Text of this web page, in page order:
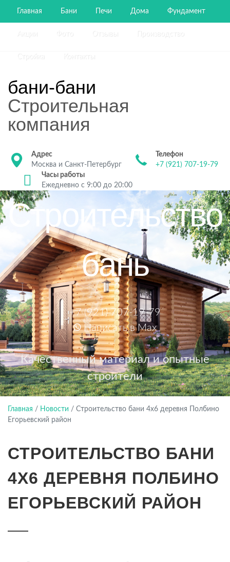
Главная Бани Печи Дома Фундамент
бани-бани
Строительная
компания
Адрес
Москва и Санкт-Петербург
Телефон
+7 (921) 707-19-79
Часы работы
Ежедневно с 9:00 до 20:00
Строительство
бань
+7 (921) 707-19-79
Написать в Max
Качественный материал и опытные
строители
Главная / Новости / Строительство бани 4х6 деревня Полбино
Егорьевский район
СТРОИТЕЛЬСТВО БАНИ
4Х6 ДЕРЕВНЯ ПОЛБИНО
ЕГОРЬЕВСКИЙ РАЙОН